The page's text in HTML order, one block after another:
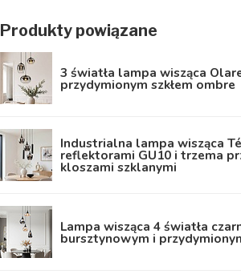
Produkty powiązane
3 światła lampa wisząca
przydymionym szkłem ombre
Industrialna lampa wisząca
reflektorami GU10 i trzema
kloszami szklanymi
Lampa wisząca 4 światła
bursztynowym i